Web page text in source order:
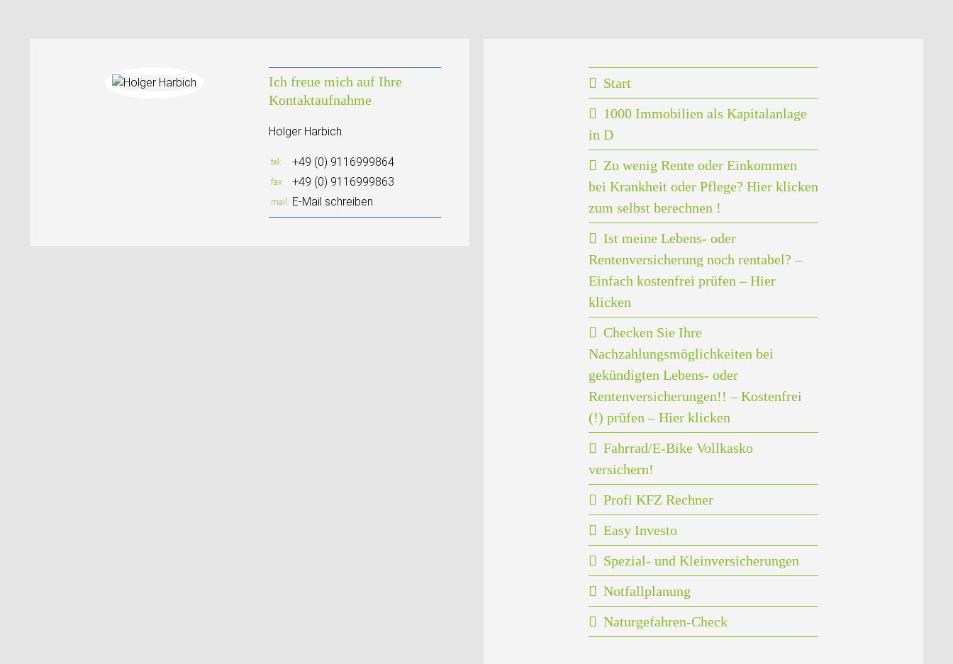
Ich freue mich auf Ihre
Kontaktaufnahme
Holger Harbich
tel +49 (0) 9116999864
fax +49 (0) 9116999863
mail E-Mail schreiben
Start
1000 Immobilien als Kapitalanlage
in D
Zu wenig Rente oder Einkommen
bei Krankheit oder Pflege? Hier klicken
zum selbst berechnen !
Ist meine Lebens- oder
Rentenversicherung noch rentabel? –
Einfach kostenfrei prüfen – Hier
klicken
Checken Sie Ihre
Nachzahlungsmöglichkeiten bei
gekündigten Lebens- oder
Rentenversicherungen!! – Kostenfrei
(!) prüfen – Hier klicken
Fahrrad/E-Bike Vollkasko
versichern!
Profi KFZ Rechner
Easy Investo
Spezial- und Kleinversicherungen
Notfallplanung
Naturgefahren-Check